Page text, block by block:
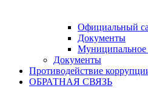
Официальный
Документы
Муниципальное
Документы
Противодействие
ОБРАТНАЯ СВЯЗЬ